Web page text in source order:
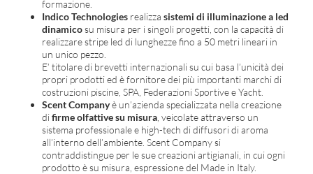
formazione.
Indico Technologies realizza sistemi di illuminazione a led
dinamicosu misura per i singoli progetti, con la capacità di
realizzare stripe led di lunghezze fino a 50 metri lineari in
un unico pezzo.
E’ titolare di brevetti internazionali su cui basa l’unicità dei
propri prodotti ed è fornitore dei più importanti marchi di
costruzioni piscine, SPA, Federazioni Sportive e Yacht.
Scent Companyè un’azienda specializzata nella creazione
difirme olfattive su misura , veicolate attraverso un
sistema professionale e high-tech di diffusori di aroma
all’interno dell’ambiente. Scent Company si
contraddistingue per le sue creazioni artigianali, in cui ogni
prodotto è su misura, espressione del Made in Italy.